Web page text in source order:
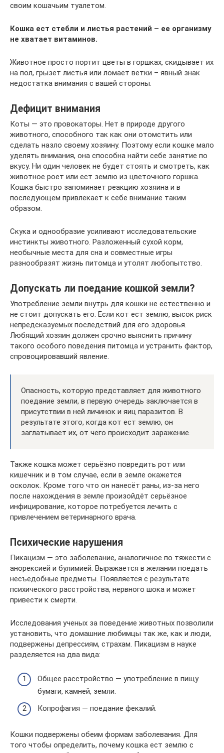
своим кошачьим туалетом.
Кошка ест стебли и листья растений – ее организму
не хватает витаминов.
Животное просто портит цветы в горшках, скидывает их
на пол, грызет листья или ломает ветки – явный знак
недостатка внимания с вашей стороны.
Дефицит внимания
Коты — это провокаторы. Нет в природе другого
животного, способного так как они отомстить или
сделать назло своему хозяину. Поэтому если кошке мало
уделять внимания, она способна найти себе занятие по
вкусу. Ни один человек не будет стоять и смотреть, как
животное роет или ест землю из цветочного горшка.
Кошка быстро запоминает реакцию хозяина и в
последующем привлекает к себе внимание таким
образом.
Скука и однообразие усиливают исследовательские
инстинкты животного. Разложенный сухой корм,
необычные места для сна и совместные игры
разнообразят жизнь питомца и утолят любопытство.
Допускать ли поедание кошкой земли?
Употребление земли внутрь для кошки не естественно и
не стоит допускать его. Если кот ест землю, высок риск
непредсказуемых последствий для его здоровья.
Любящий хозяин должен срочно выяснить причину
такого особого поведения питомца и устранить фактор,
спровоцировавший явление.
Опасность, которую представляет для животного
поедание земли, в первую очередь заключается в
присутствии в ней личинок и яиц паразитов. В
результате этого, когда кот ест землю, он
заглатывает их, от чего происходит заражение.
Также кошка может серьёзно повредить рот или
кишечник и в том случае, если в земле окажется
осколок. Кроме того что он нанесёт раны, из-за него
после нахождения в земле произойдёт серьёзное
инфицирование, которое потребуется лечить с
привлечением ветеринарного врача.
Психические нарушения
Пикацизм — это заболевание, аналогичное по тяжести с
анорексией и булимией. Выражается в желании поедать
несъедобные предметы. Появляется с результате
психического расстройства, нервного шока и может
привести к смерти.
Исследования ученых за поведение животных позволили
установить, что домашние любимцы так же, как и люди,
подвержены депрессиям, страхам. Пикацизм в науке
разделяется на два вида:
Общее расстройство — употребление в пищу
бумаги, камней, земли.
Копрофагия — поедание фекалий.
Кошки подвержены обеим формам заболевания. Для
того чтобы определить, почему кошка ест землю с